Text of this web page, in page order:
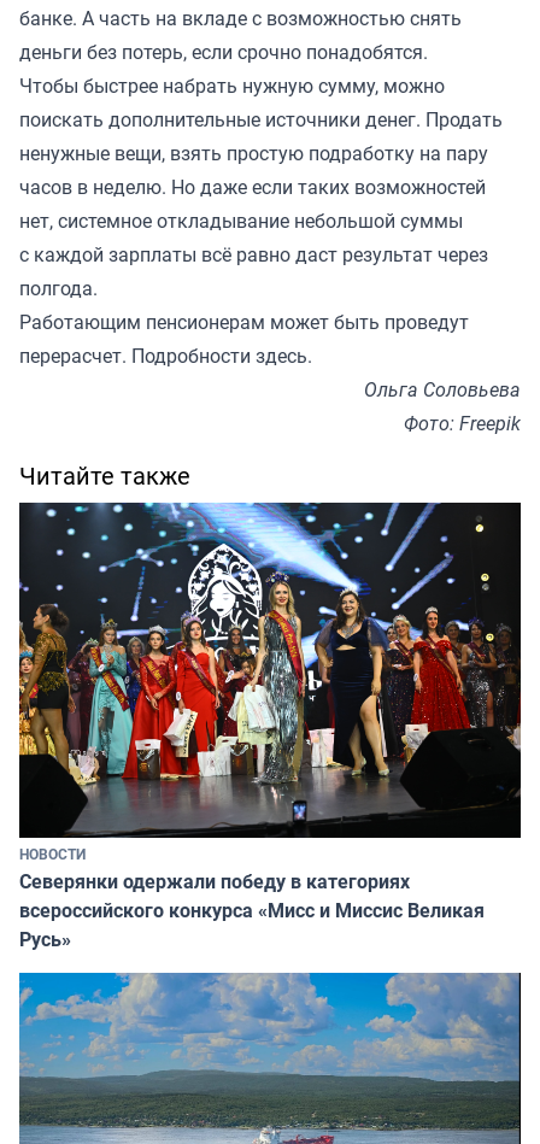
банке. А часть на вкладе с возможностью снять
деньги без потерь, если срочно понадобятся.
Чтобы быстрее набрать нужную сумму, можно
поискать дополнительные источники денег. Продать
ненужные вещи, взять простую подработку на пару
часов в неделю. Но даже если таких возможностей
нет, системное откладывание небольшой суммы
с каждой зарплаты всё равно даст результат через
полгода.
Работающим пенсионерам может быть проведут
перерасчет. Подробности здесь.
Ольга Соловьева
Фото: Freepik
Читайте также
НОВОСТИ
Северянки одержали победу в категориях
всероссийского конкурса «Мисс и Миссис Великая
Русь»